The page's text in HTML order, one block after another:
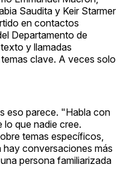
Saudita y Keir Starmer
en contactos
Departamento de
y llamadas
clave. A veces solo
eso parece. "Habla con
lo que nadie cree.
temas específicos,
hay conversaciones más
persona familiarizada